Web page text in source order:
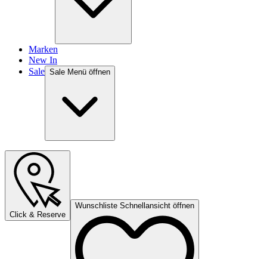
Marken
New In
Sale Sale Menü öffnen
Click & Reserve
Wunschliste Schnellansicht öffnen